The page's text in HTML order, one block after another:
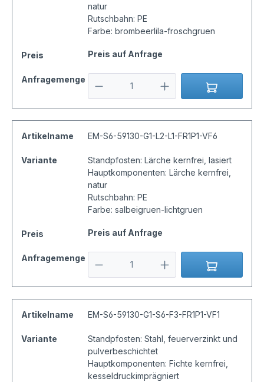
natur
Rutschbahn: PE
Farbe: brombeerlila-froschgruen
Preis Preis auf Anfrage
Anfragemenge
Artikelname EM-S6-59130-G1-L2-L1-FR1P1-VF6
Variante
Standpfosten: Lärche kernfrei, lasiert
Hauptkomponenten: Lärche kernfrei,
natur
Rutschbahn: PE
Farbe: salbeigruen-lichtgruen
Preis Preis auf Anfrage
Anfragemenge
Artikelname EM-S6-59130-G1-S6-F3-FR1P1-VF1
Variante
Standpfosten: Stahl, feuerverzinkt und
pulverbeschichtet
Hauptkomponenten: Fichte kernfrei,
kesseldruckimprägniert